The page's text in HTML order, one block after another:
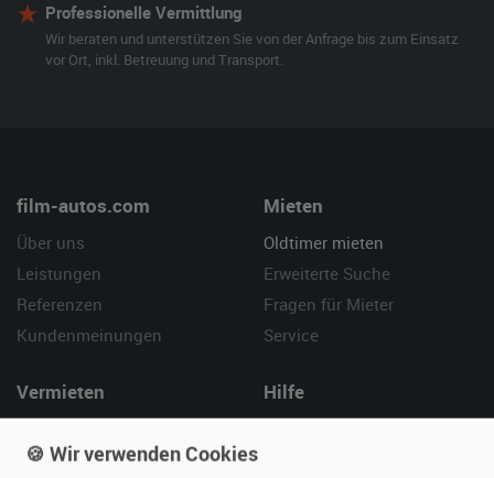
Professionelle Vermittlung
Wir beraten und unterstützen Sie von der Anfrage bis zum Einsatz
vor Ort, inkl. Betreuung und Transport.
film-autos.com
Über uns
Leistungen
Referenzen
Kundenmeinungen
Mieten
Oldtimer mieten
Erweiterte Suche
Fragen für Mieter
Service
Vermieten
Fotos senden
Hilfe
🍪 Wir verwenden Cookies